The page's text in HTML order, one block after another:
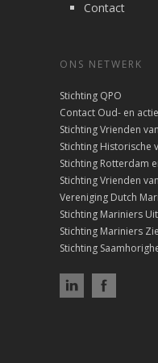
Contact
ONS NETWERK
Stichting QPO
Contact Oud- en
Stichting Vrienden
Stichting Historische
Stichting Rotterdam
Stichting Vrienden
Vereniging Dutch
Stichting Mariniers
Stichting Mariniers
Stichting